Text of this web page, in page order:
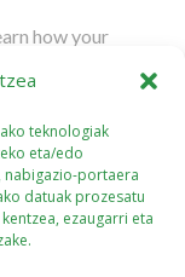
teknologiak
eta/edo
nabigazio-portaera
datuak prozesatu
ezaugarri eta
how your